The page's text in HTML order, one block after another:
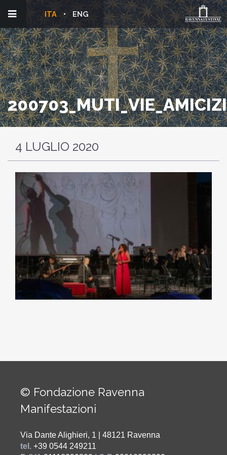
ENG
ITA
4 LUGLIO 2020
© Fondazione Ravenna
Manifestazioni
Via Dante Alighieri, 1 | 48121 Ravenna
tel. +39 0544 249211